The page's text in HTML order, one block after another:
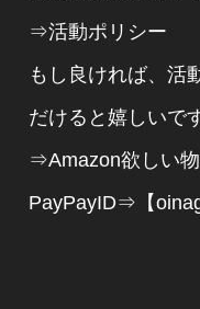
⇒活動ポリシー
もし良ければ、活
だけると嬉しいで
⇒Amazon欲しい
PayPayID⇒【